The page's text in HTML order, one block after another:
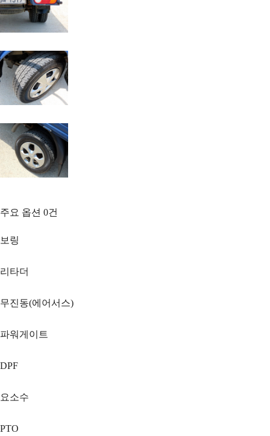
주요 옵션 0건
보링
리타더
무진동(에어서스)
파워게이트
DPF
요소수
PTO